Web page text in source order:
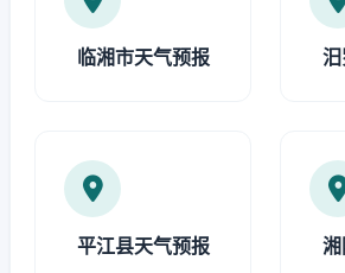
临湘市天气预报
平江县天气预报